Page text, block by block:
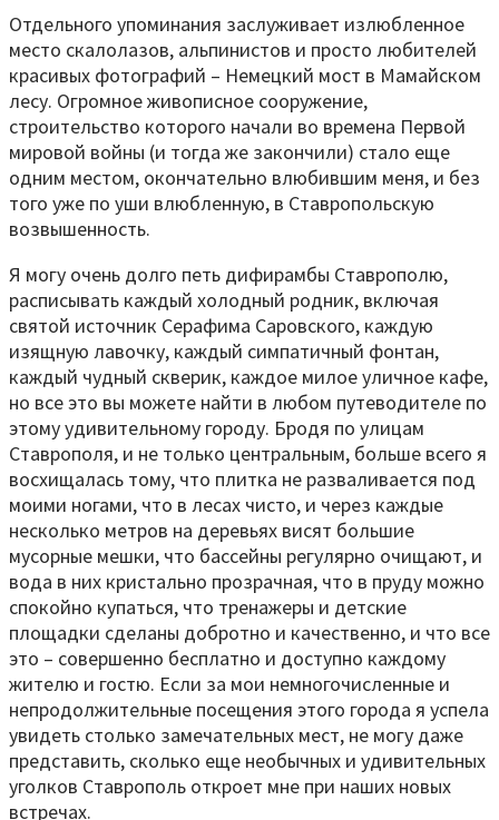
Отдельного упоминания заслуживает излюбленное
место скалолазов, альпинистов и просто любителей
красивых фотографий – Немецкий мост в Мамайском
лесу. Огромное живописное сооружение,
строительство которого начали во времена Первой
мировой войны (и тогда же закончили) стало еще
одним местом, окончательно влюбившим меня, и без
того уже по уши влюбленную, в Ставропольскую
возвышенность.
Я могу очень долго петь дифирамбы Ставрополю,
расписывать каждый холодный родник, включая
святой источник Серафима Саровского, каждую
изящную лавочку, каждый симпатичный фонтан,
каждый чудный скверик, каждое милое уличное кафе,
но все это вы можете найти в любом путеводителе по
этому удивительному городу. Бродя по улицам
Ставрополя, и не только центральным, больше всего я
восхищалась тому, что плитка не разваливается под
моими ногами, что в лесах чисто, и через каждые
несколько метров на деревьях висят большие
мусорные мешки, что бассейны регулярно очищают, и
вода в них кристально прозрачная, что в пруду можно
спокойно купаться, что тренажеры и детские
площадки сделаны добротно и качественно, и что все
это – совершенно бесплатно и доступно каждому
жителю и гостю. Если за мои немногочисленные и
непродолжительные посещения этого города я успела
увидеть столько замечательных мест, не могу даже
представить, сколько еще необычных и удивительных
уголков Ставрополь откроет мне при наших новых
встречах.